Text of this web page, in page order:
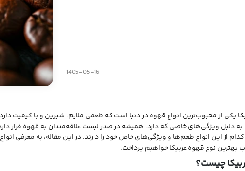
1405-05-16
یکی از محبوب‌ترین انواع قهوه در دنیا است که طعمی ملایم، شیرین و با کیفیت
دلیل ویژگی‌های خاصی که دارد، همیشه در صدر لیست علاقه‌مندان به قهوه قرار دارد.
کدام از این انواع طعم‌ها و ویژگی‌های خاص خود را دارند. در این مقاله، به معرفی
بهترین نوع قهوه عربیکا خواهیم پرداخت.
چیست؟